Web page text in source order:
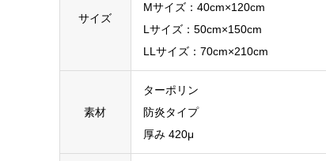
サイズ
Mサイズ：40cm×120cm
Lサイズ：50cm×150cm
LLサイズ：70cm×210cm
素材
ターポリン
防炎タイプ
厚み 420μ